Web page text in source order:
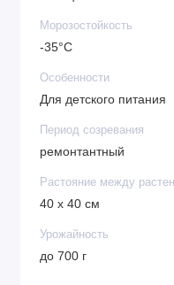
Морозостойкость
-35°С
Особенности
Для детского питания
Период созревания
ремонтантный
Растояние между
40 х 40 см
Урожайность
до 700 г